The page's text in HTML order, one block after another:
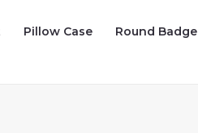
Pillow Case Round Badge